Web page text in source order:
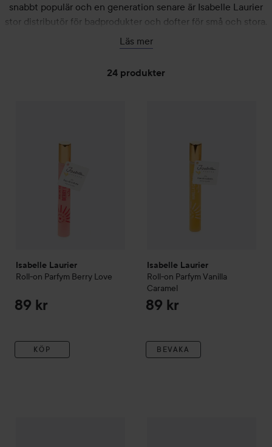
snabbt populär och en generation senare är Isabelle Laurier
stor distributör för badprodukter och dofter för små och stora.
Här hos Lyko.se hittar du ett brett utbud av söta badleksaker
och fantasifulla detaljer för dusch och bad som passar lika bra
färggranna sortimentet här nedan!
Läs mer
24 produkter
Isabelle Laurier
Roll-on Parfym Berry Love
89 kr
KÖP
Isabelle Laurier
Roll-on ParfymVanilla
Caramel
89 kr
BEVAKA